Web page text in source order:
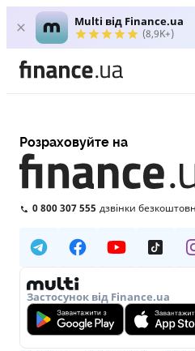
Multi від Finance.ua
(8,9K+)
Розраховуйте на
0 800 307 555 дзвінки
Застосунок від Finance.ua